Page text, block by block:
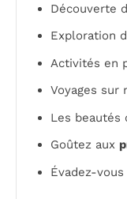
Découverte
Exploration
Activités en
Voyages sur
Les beautés
Goûtez aux
Évadez-